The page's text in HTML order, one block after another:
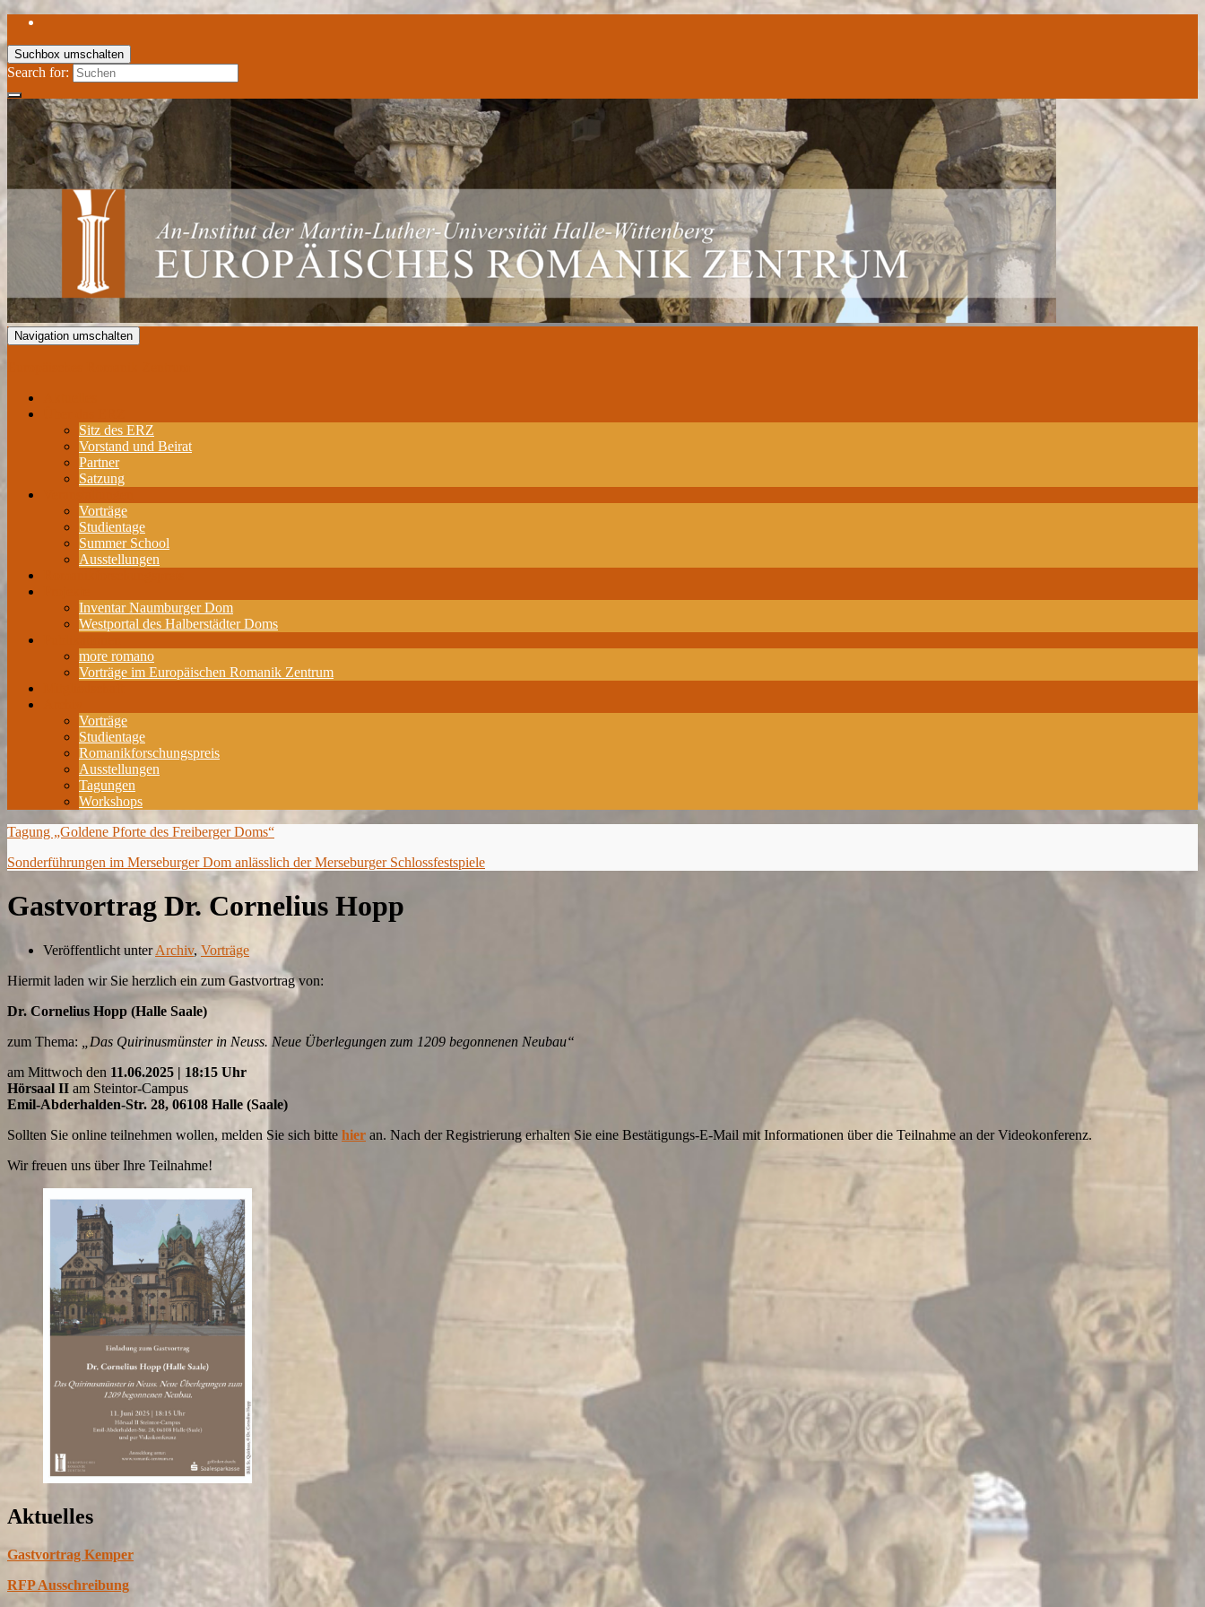
Suchbox umschalten
Search for:
Navigation umschalten
Sitz des ERZ
Vorstand und Beirat
Partner
Satzung
Vorträge
Studientage
Summer School
Ausstellungen
Inventar Naumburger Dom
Westportal des Halberstädter Doms
more romano
Vorträge im Europäischen Romanik Zentrum
Vorträge
Studientage
Romanikforschungspreis
Ausstellungen
Tagungen
Workshops
Tagung „Goldene Pforte des Freiberger Doms“
Sonderführungen im Merseburger Dom anlässlich der Merseburger Schlossfestspiele
Gastvortrag Dr. Cornelius Hopp
Veröffentlicht unterArchiv, Vorträge
Hiermit laden wir Sie herzlich ein zum Gastvortrag von:
Dr. Cornelius Hopp (Halle Saale)
zum Thema:
„Das Quirinusmünster in Neuss. Neue Überlegungen zum 1209 begonnenen Neubau“
am Mittwoch den 11.06.2025 | 18:15 Uhr
Hörsaal II am Steintor-Campus
Emil-Abderhalden-Str. 28, 06108 Halle (Saale)
Sollten Sie online teilnehmen wollen, melden Sie sich bitte hier an. Nach der Registrierung erhalten Sie eine Bestätigungs-E-Mail mit Informationen über die Teilnahme an der Videokonferenz.
Wir freuen uns über Ihre Teilnahme!
Aktuelles
Gastvortrag Kemper
RFP Ausschreibung